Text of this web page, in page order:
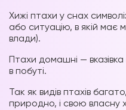
Хижі птахи у снах
або ситуацію, в якій має
влади).
Птахи домашні — вказівка
в побуті.
Так як видів птахів
природно, і свою власну